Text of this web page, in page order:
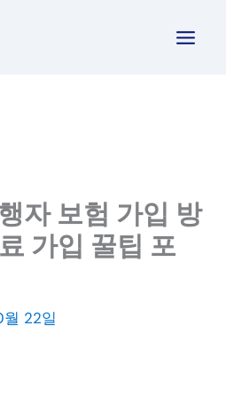
자 보험 가입 방
가입 꿀팁 포
22일